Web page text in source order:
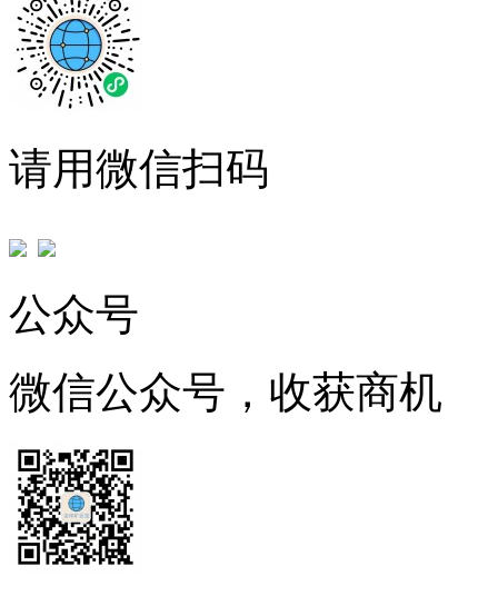
请用微信扫码
公众号
微信公众号，收获商机